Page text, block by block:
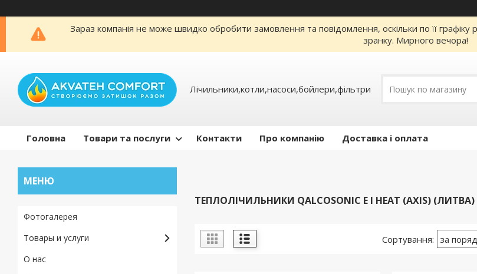
Зараз компанія не може швидко обробити замовлення та повідомлення, оскільки по її
зранку. Мирного вечора!
Лічильники,котли,насоси,бойлери,фільтри
Головна Товари та послуги Контакти Про компанію Доставка і оплата
ТЕПЛОЛІЧИЛЬНИКИ QALCOSONIC Е І HEAT (AXIS) (ЛИТВА)
Фотогалерея
Товары и услуги
О нас